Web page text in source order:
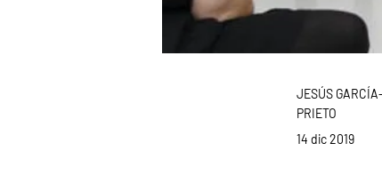
JESÚS GARCÍA-
PRIETO
14 dic 2019